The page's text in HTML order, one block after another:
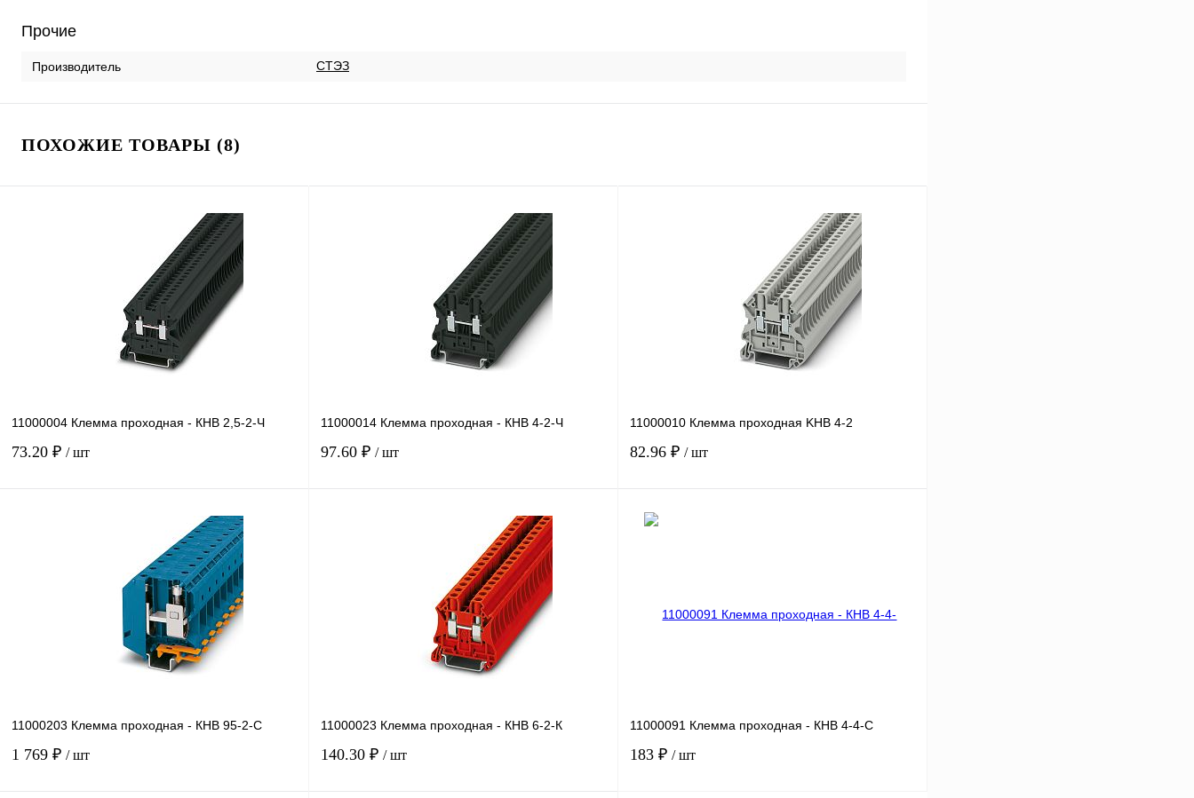
Прочие
Производитель СТЭЗ
ПОХОЖИЕ ТОВАРЫ (8)
11000004 Клемма проходная - КНВ 2,5-2-Ч
73.20 ₽ / шт
В корзину
Сравнение
Под заказ
11000014 Клемма проходная - КНВ 4-2-Ч
97.60 ₽ / шт
В корзину
Сравнение
Под заказ
11000010 Клемма проходная KHB 4-2
82.96 ₽ / шт
наличии
11000203 Клемма проходная - КНВ 95-2-C
1 769 ₽ / шт
11000023 Клемма проходная - КНВ 6-2-К
140.30 ₽ / шт
11000091 Клемма проходная - КНВ 4-4-С
183 ₽ / шт